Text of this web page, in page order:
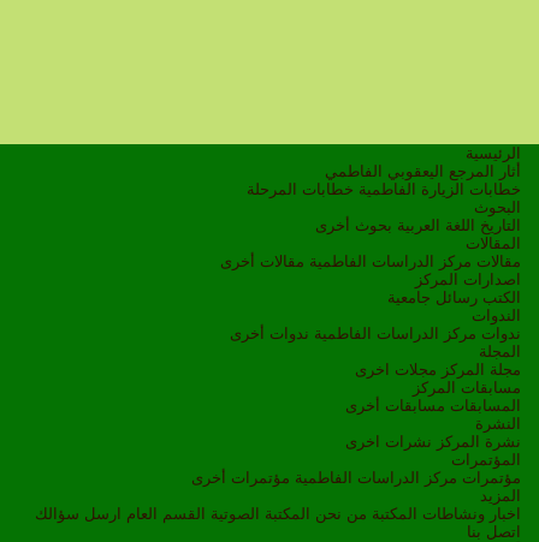
الرئيسية
أثار المرجع اليعقوبي الفاطمي
خطابات الزيارة الفاطمية خطابات المرحلة
البحوث
التاريخ
اللغة العربية بحوث أخرى
المقالات
مقالات مركز الدراسات الفاطمية مقالات أخرى
اصدارات المركز
الكتب رسائل جامعية
الندوات
ندوات مركز الدراسات الفاطمية ندوات أخرى
المجلة
مجلة المركز مجلات اخرى
مسابقات المركز
المسابقات مسابقات أخرى
النشرة
نشرة المركز نشرات اخرى
المؤتمرات
مؤتمرات مركز الدراسات الفاطمية مؤتمرات أخرى
المزيد
اخبار ونشاطات
المكتبة من نحن المكتبة الصوتية القسم العام ارسل سؤالك
اتصل بنا